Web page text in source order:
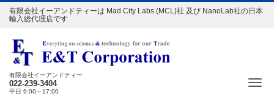
有限会社イーアンドティーは Mad City Labs (MCL)社 及び NanoLab社の日本
輸入総代理店です
有限会社イーアンドティー
022-239-3404
平日 9:00～17:00